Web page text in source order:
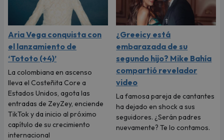
Aria Vega conquista con
el lanzamiento de
‘Tototo (+4)’
La colombiana en ascenso
lleva el Costeñita Core a
Estados Unidos, agota las
entradas de ZeyZey, enciende
TikTok y da inicio al próximo
capítulo de su crecimiento
internacional
¿Greeicy está
embarazada de su
segundo hijo? Mike Bahía
compartió revelador
video
La famosa pareja de cantantes
ha dejado en shock a sus
seguidores. ¿Serán padres
nuevamente? Te lo contamos.